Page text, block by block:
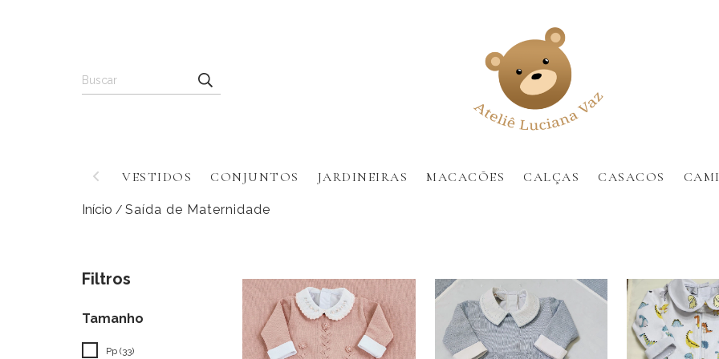
VESTIDOS CONJUNTOS JARDINEIRAS MACACÕES CALÇAS CASACOS
Início / Saída de Maternidade
Filtros
Tamanho
Pp (33)